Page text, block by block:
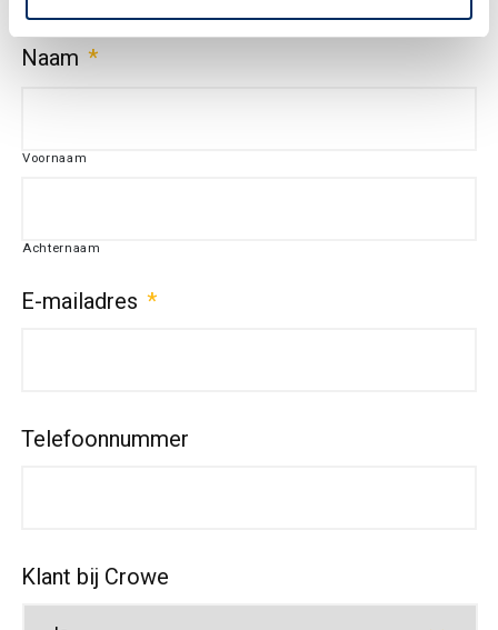
Naam *
Voornaam
Achternaam
E-mailadres *
Telefoonnummer
Klant bij Crowe